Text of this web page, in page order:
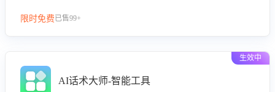
限时免费已售99+
生效中
AI话术大师-智能工具